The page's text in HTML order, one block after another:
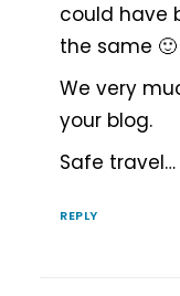
could have
the same 🙂
We very
your blog.
Safe travel…
REPLY